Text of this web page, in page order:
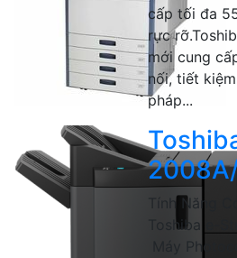
cấp tối đa
rực
mới cung
nối, tiết
pháp...
Tính Năng
Toshiba e-
Máy